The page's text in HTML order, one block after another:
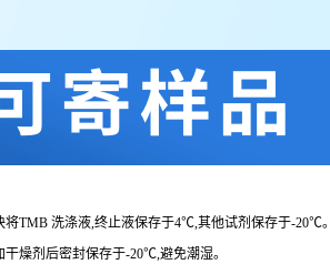
将TMB 洗涤液,终止液保存于4℃,其他试剂保存于-20℃。
干燥剂后密封保存于-20℃,避免潮湿。